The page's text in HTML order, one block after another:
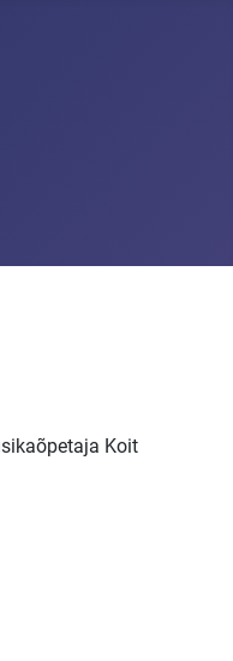
Koit